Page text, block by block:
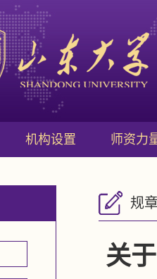
机构设置 师资力
规
关